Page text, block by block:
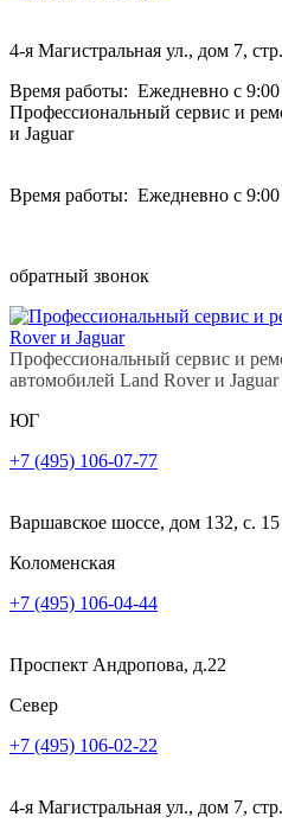
4-я Магистральная ул., дом 7,
Время работы: Ежедневно с 9:00
Профессиональный сервис и
и Jaguar
Время работы: Ежедневно с 9:00
обратный звонок
Профессиональный сервис и
автомобилей Land Rover и Jaguar
ЮГ
+7 (495) 106-07-77
Варшавское шоссе, дом 132, с. 15
Коломенская
+7 (495) 106-04-44
Проспект Андропова, д.22
Север
+7 (495) 106-02-22
4-я Магистральная ул., дом 7,